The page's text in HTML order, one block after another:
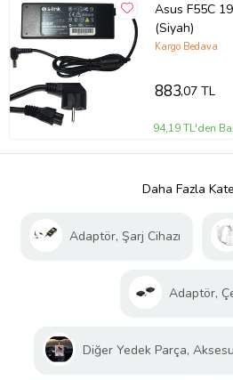
Asus F55C
(Siyah)
Kargo Bedava
883,07 TL
94,19 TL'den
Daha Fazla
Adaptör, Şarj Cihazı
Adaptör,
Diğer Yedek Parça,